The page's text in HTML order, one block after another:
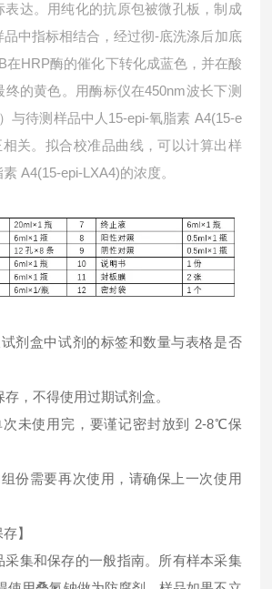
表达。用纯化的抗原包被微孔板，制成
中指标相结合，经过彻-底洗涤后加底
在HRP酶的催化下转化成蓝色，并在酸
终的黄色。用酶标仪在450nm波长下测
与待测样品中 人15-epi-氧脂素 A4(15-e
相关。拟合校准品曲线，可以计算出样
A4(15-epi-LXA4)的浓度。
剂盒中试剂的标签和数量与表格是否
，不得使用过期试剂盒。
未使用完，要谨记密封放到 2-8℃保
份需要再次使用，请确保上一次使用
】
采集和保存的一般指南。所有样本采集